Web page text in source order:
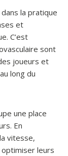
la pratique
et
C’est
sont
joueurs et
long du
une place
En
vitesse,
optimiser leurs